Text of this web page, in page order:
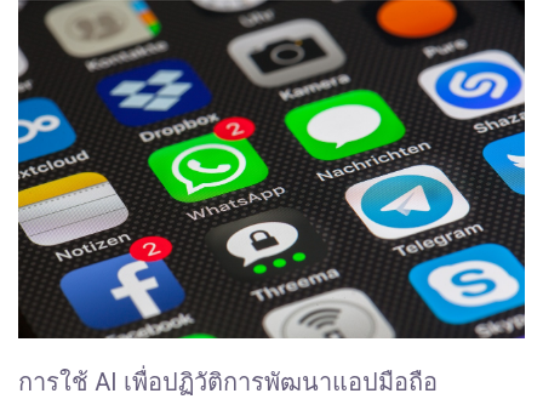
การใช้ AI เพื่อปฏิวัติการพัฒนาแอปมือถือ